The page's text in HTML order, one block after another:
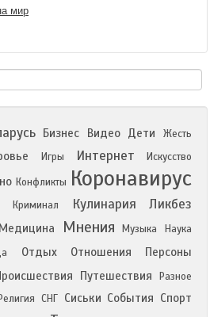
мир
Бизнес Видео Дети
Жесть
Игры Интернет Искусство
Конфликты Коронавирус
Криминал Кулинария Ликбез
Медицина Мнения Музыка Наука
Отдых Отношения Персоны
Путешествия
Разное
Религия СНГ Сиськи События Спорт